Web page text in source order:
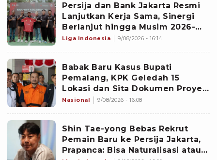
‎Persija dan Bank Jakarta Resmi
Lanjutkan Kerja Sama, Sinergi
Berlanjut hingga Musim 2026-
2027
Liga Indonesia 9/08/2026 - 16:14
Babak Baru Kasus Bupati
Pemalang, KPK Geledah 15
Lokasi dan Sita Dokumen Proyek
PUPR hingga CCTV Hotel
Nasional 9/08/2026 - 16:08
‎Shin Tae-yong Bebas Rekrut
Pemain Baru ke Persija Jakarta,
Prapanca: Bisa Naturalisasi atau